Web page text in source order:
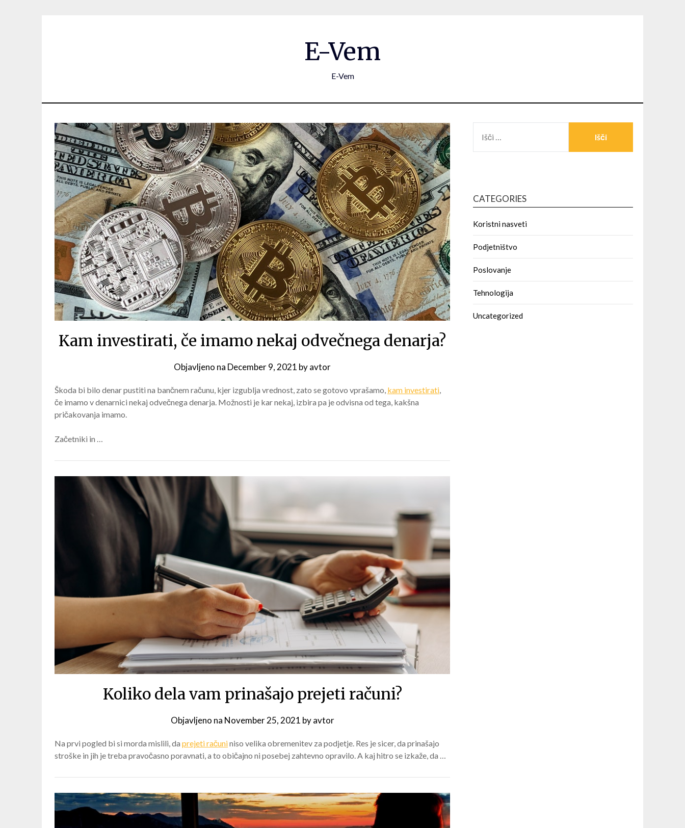
E-Vem
E-Vem
Kam investirati, če imamo nekaj odvečnega denarja?
Objavljeno na December 9, 2021 byavtor
Škoda bi bilo denar pustiti na bančnem računu, kjer izgublja vrednost, zato se gotovo vprašamo, kam investirati,
če imamo v denarnici nekaj odvečnega denarja. Možnosti je kar nekaj, izbira pa je odvisna od tega, kakšna
pričakovanja imamo.
Začetniki in …
Koliko dela vam prinašajo prejeti računi?
Objavljeno na November 25, 2021 byavtor
Na prvi pogled bi si morda mislili, da prejeti računiniso velika obremenitev za podjetje. Res je sicer, da prinašajo
stroške in jih je treba pravočasno poravnati, a to običajno ni posebej zahtevno opravilo. A kaj hitro se izkaže, da …
CATEGORIES
Koristni nasveti
Podjetništvo
Poslovanje
Tehnologija
Uncategorized